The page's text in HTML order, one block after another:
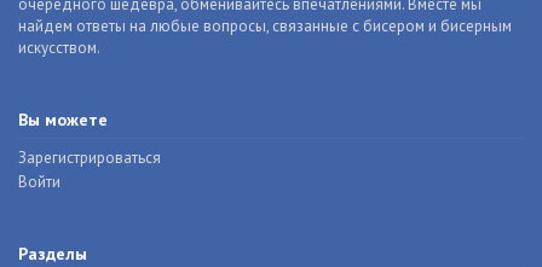
очередного шедевра, обменивайтесь впечатлениями. Вместе мы
найдем ответы на любые вопросы, связанные с бисером и бисерным
искусством.
Вы можете
Зарегистрироваться
Войти
Разделы